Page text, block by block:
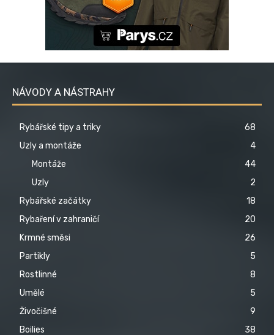
NÁVODY A NÁSTRAHY
Rybářské tipy a triky
68
Uzly a montáže
4
Montáže
44
Uzly
2
Rybářské začátky
18
Rybaření v zahraničí
20
Krmné směsi
26
Partikly
5
Rostlinné
8
Umělé
5
Živočišné
9
Boilies
38